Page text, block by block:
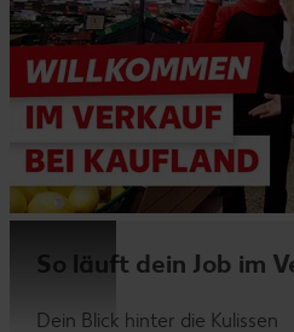
So läuft dein Job im
Dein Blick hinter die Kulissen